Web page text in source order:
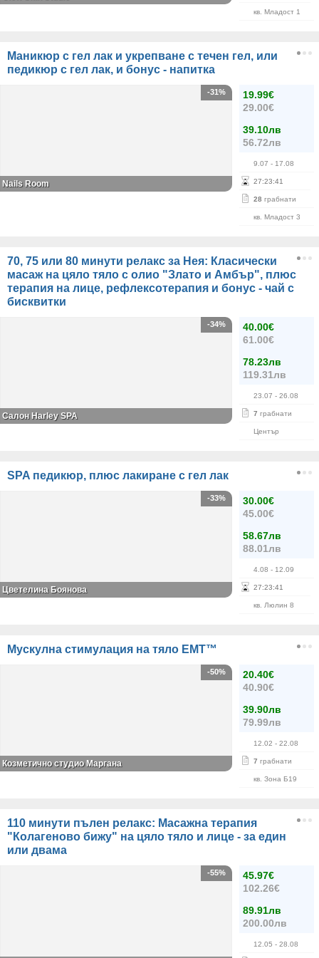
кв. Младост 1
Маникюр с гел лак и укрепване с течен гел, или
педикюр с гел лак, и бонус - напитка
19.99€
29.00€
39.10лв
56.72лв
9.07 - 17.08
27:23:41
28 грабнати
кв. Младост 3
-31%
Nails Room
70, 75 или 80 минути релакс за Нея: Класически
масаж на цяло тяло с олио "Злато и Амбър", плюс
терапия на лице, рефлексотерапия и бонус - чай с
бисквитки
40.00€
61.00€
78.23лв
119.31лв
23.07 - 26.08
7 грабнати
Център
-34%
Салон Harley SPA
SPA педикюр, плюс лакиране с гел лак
30.00€
45.00€
58.67лв
88.01лв
4.08 - 12.09
27:23:41
кв. Люлин 8
-33%
Цветелина Боянова
Mускулна стимулация на тяло EMT™
20.40€
40.90€
39.90лв
79.99лв
12.02 - 22.08
7 грабнати
кв. Зона Б19
-50%
Козметично студио Маргана
110 минути пълен релакс: Масажна терапия
"Колагеново бижу" на цяло тяло и лице - за един
или двама
45.97€
102.26€
89.91лв
200.00лв
12.05 - 28.08
-55%